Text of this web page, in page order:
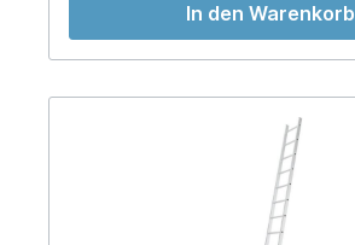
In den Warenkorb